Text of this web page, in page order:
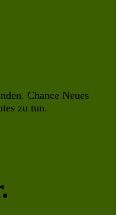
Chance Neues
zu tun.